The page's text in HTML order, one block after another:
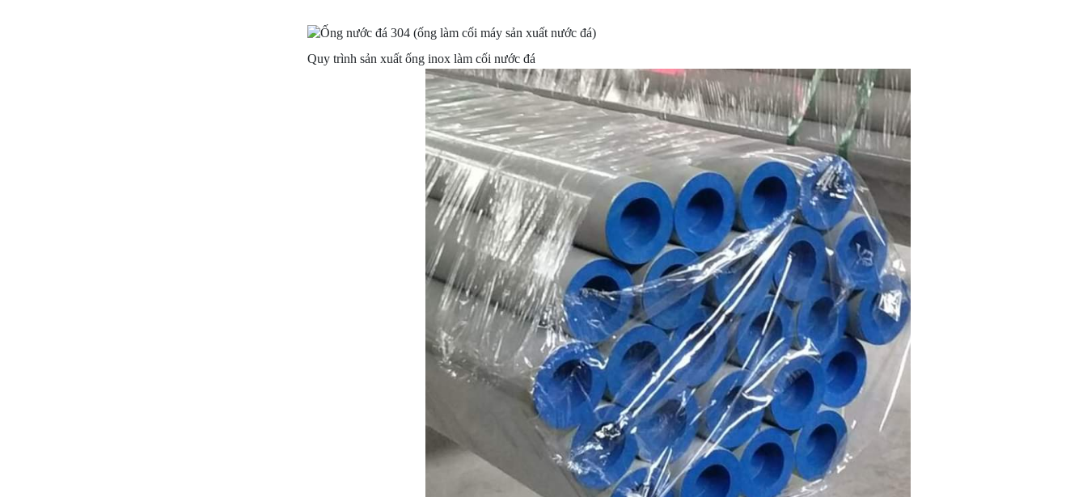
Quy trình sản xuất ống inox làm cối nước đá